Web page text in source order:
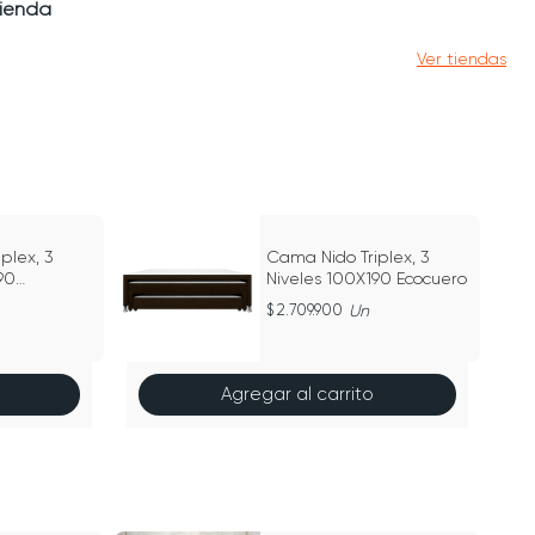
Ver tiendas
3
Cama Nido Triplex, 3
Niveles 100X190 Ecocuero
2.709.900 Un
Agregar al carrito